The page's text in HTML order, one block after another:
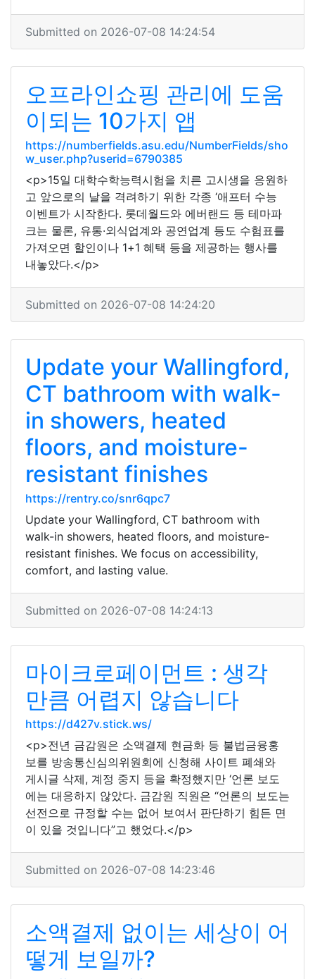
Submitted on 2026-07-08 14:24:54
오프라인쇼핑 관리에 도움
이되는 10가지 앱
https://numberfields.asu.edu/NumberFields/sho
w_user.php?userid=6790385
<p>15일 대학수학능력시험을 치른 고시생을 응원하
고 앞으로의 날을 격려하기 위한 각종 ‘애프터 수능
이벤트가 시작한다. 롯데월드와 에버랜드 등 테마파
크는 물론, 유통·외식업계와 공연업계 등도 수험표를
가져오면 할인이나 1+1 혜택 등을 제공하는 행사를
내놓았다.</p>
Submitted on 2026-07-08 14:24:20
Update your Wallingford,
CT bathroom with walk-
in showers, heated
floors, and moisture-
resistant finishes
https://rentry.co/snr6qpc7
Update your Wallingford, CT bathroom with
walk-in showers, heated floors, and moisture-
resistant finishes. We focus on accessibility,
comfort, and lasting value.
Submitted on 2026-07-08 14:24:13
마이크로페이먼트 : 생각
만큼 어렵지 않습니다
https://d427v.stick.ws/
<p>전년 금감원은 소액결제 현금화 등 불법금융홍
보를 방송통신심의위원회에 신청해 사이트 폐쇄와
게시글 삭제, 계정 중지 등을 확정했지만 ‘언론 보도
에는 대응하지 않았다. 금감원 직원은 “언론의 보도는
선전으로 규정할 수는 없어 보여서 판단하기 힘든 면
이 있을 것입니다”고 했었다.</p>
Submitted on 2026-07-08 14:23:46
소액결제 없이는 세상이 어
떻게 보일까?